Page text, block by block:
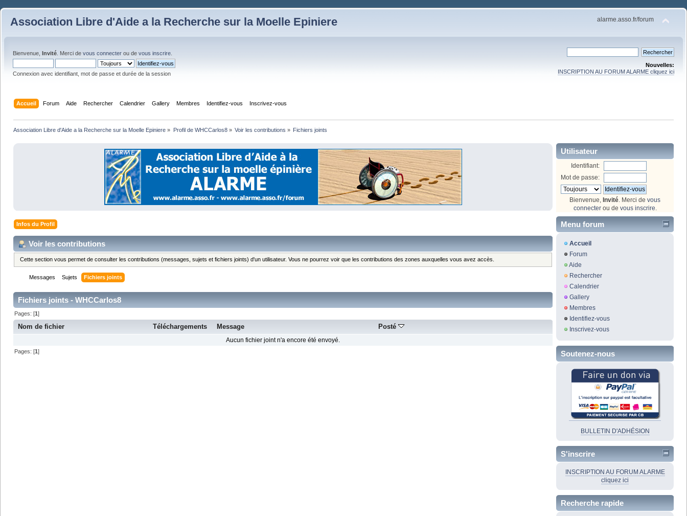
Association Libre d'Aide a la Recherche sur la Moelle Epiniere alarme.asso.fr/forum
Bienvenue, Invité . Merci de vous connecter ou de vous inscrire
Connexion avec identifiant, mot de passe et durée de la session
Nouvelles:
INSCRIPTION AU FORUM ALARME cliquez ici
Accueil Forum Aide Rechercher Calendrier Gallery Membres Identifiez-vous Inscrivez-vous
Association Libre d'Aide a la Recherche sur la Moelle Epiniere » Profil de WHCCarlos8» Voir les contributions » Fichiers joints
Infos du Profil
Voir les contributions
Cette section vous permet de consulter les contributions (messages, sujets et fichiers joints) d'un utilisateur. Vous ne pourrez voir que les contributions des zones auxquelles vous avez accès.
Messages Sujets Fichiers joints
Fichiers joints - WHCCarlos8
Pages: [1]
Nom de fichier Téléchargements Message Posté
Aucun fichier joint n'a encore été envoyé.
Pages: [1]
Utilisateur
Identifiant:
Mot de passe:
Bienvenue, Invité . Merci de vous
connecterou de vous inscrire
Menu forum
Accueil
Forum
Aide
Rechercher
Calendrier
Gallery
Membres
Identifiez-vous
Inscrivez-vous
Soutenez-nous
BULLETIN D'ADHÉSION
S'inscrire
INSCRIPTION AU FORUM ALARME
cliquez ici
Recherche rapide